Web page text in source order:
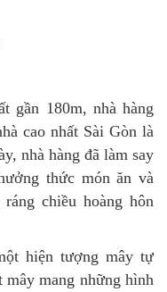
gần 180m, nhà hàng
cao nhất Sài Gòn là
nhà hàng đã làm say
thức món ăn và
chiều hoàng hôn
hiện tượng mây tự
mây mang những hình